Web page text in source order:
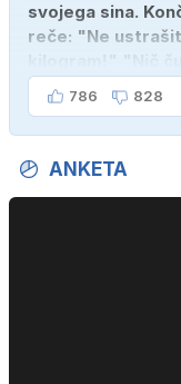
svojega sina.
reče: "Ne
kilogram!" "Nič
ženo poznava
786 828
ANKETA